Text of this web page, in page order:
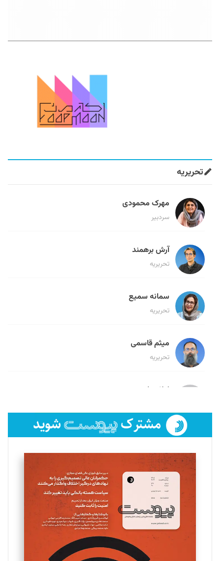
تحریریه
مهرک محمودی
سردبیر
آرش برهمند
تحریریه
سمانه سمیع
تحریریه
میثم قاسمی
تحریریه
لیلا حنارود
فائزه فتحی رستمی
تحریریه
سروش کرمیان
تحریریه
مینا پاکدل